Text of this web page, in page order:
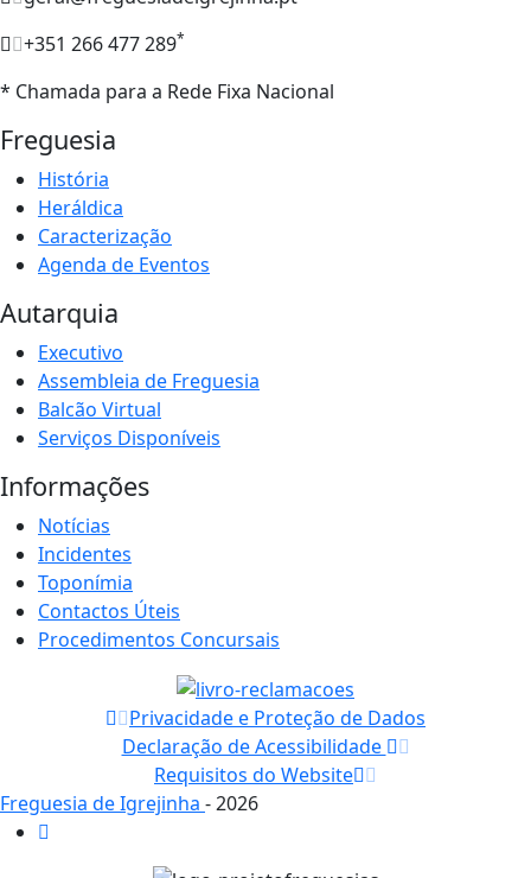
+351 266 477 289*
* Chamada para a Rede Fixa Nacional
Freguesia
História
Heráldica
Caracterização
Agenda de Eventos
Autarquia
Executivo
Assembleia de Freguesia
Balcão Virtual
Serviços Disponíveis
Informações
Notícias
Incidentes
Toponímia
Contactos Úteis
Procedimentos Concursais
Privacidade e Proteção de Dados
Declaração de Acessibilidade
Requisitos do Website
Freguesia de Igrejinha - 2026